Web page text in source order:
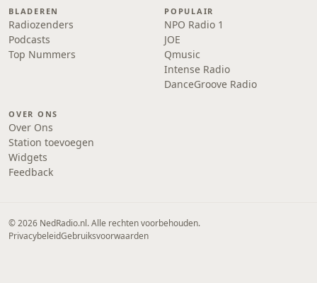
BLADEREN
Radiozenders
Podcasts
Top Nummers
POPULAIR
NPO Radio 1
JOE
Qmusic
Intense Radio
DanceGroove Radio
OVER ONS
Over Ons
Station toevoegen
Widgets
Feedback
© 2026 NedRadio.nl. Alle rechten voorbehouden.
PrivacybeleidGebruiksvoorwaarden